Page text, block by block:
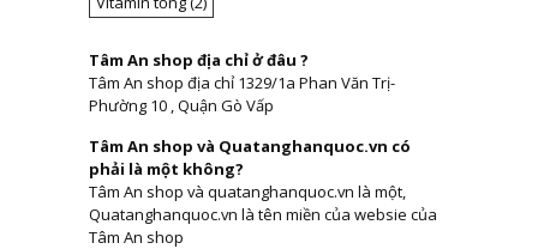
Tâm An shop địa chỉ ở đâu ?
Tâm An shop địa chỉ 1329/1a Phan Văn Trị-
Phường 10 , Quận Gò Vấp
Tâm An shop và Quatanghanquoc.vn có
phải là một không?
Tâm An shop và quatanghanquoc.vn là một,
Quatanghanquoc.vn là tên miền của websie của
Tâm An shop